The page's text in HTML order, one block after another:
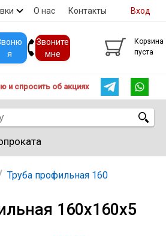
О нас Контакты Вход
я
Звоните
мне
Корзина
пуста
и спросить об акциях
Труба профильная 160
160х160х5